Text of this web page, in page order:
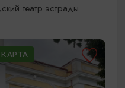
театр эстрады